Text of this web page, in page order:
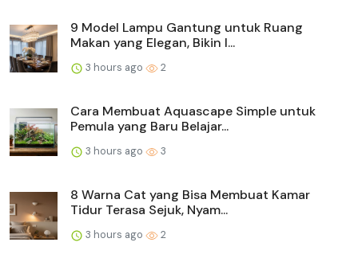
9 Model Lampu Gantung untuk Ruang
Makan yang Elegan, Bikin I...
3 hours ago 2
Cara Membuat Aquascape Simple untuk
Pemula yang Baru Belajar...
3 hours ago 3
8 Warna Cat yang Bisa Membuat Kamar
Tidur Terasa Sejuk, Nyam...
3 hours ago 2